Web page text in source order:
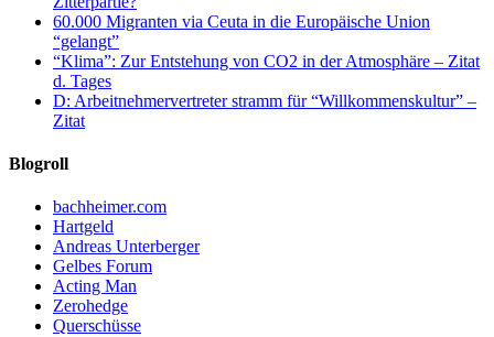
60.000 Migranten via Ceuta in die Europäische Union
“gelangt”
“Klima”: Zur Entstehung von CO2 in der Atmosphäre – Zitat
d. Tages
D: Arbeitnehmervertreter stramm für “Willkommenskultur” –
Zitat
Blogroll
bachheimer.com
Hartgeld
Andreas Unterberger
Gelbes Forum
Acting Man
Zerohedge
Querschüsse